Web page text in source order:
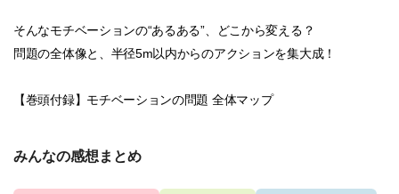
そんなモチベーションの“あるある”、どこから変える？
問題の全体像と、半径5m以内からのアクションを集大成！
【巻頭付録】モチベーションの問題 全体マップ
みんなの感想まとめ